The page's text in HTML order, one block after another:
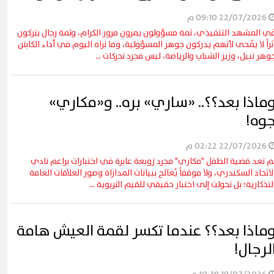
المشهد التنفيذي، ثمة مسؤولون يمرون مرور الكرام، وثمة رجال يتركون
لا يُمحى لأنهم يدركون جوهر المسؤولية، وما نراه اليوم في أداء الكابتن
نبيل، وزير الشباب والرياضة، ليس مجرد تحركات ...
وماذا بعد؟؟.. «ساري» بره.. و«مكاري»
جوه!
تعد قضية الطفل "مكاري" مجرد زوبعة عابرة في اختبارات براعم نادي
السكندري، ولا موقفاً يُعالج ببيانات المداراة وصور العلاقات العامة
بل تحولت إلى اختبار حقيقي للقيم التربوية ...
وماذا بعد؟؟ عندما تكسر لقمة العيش هامة
يشهد أول مشاركة
في فعاليات شارع الفن
آلاف الزائرين يتدفقون على
وبورفؤاد في عطلة أسبوعية